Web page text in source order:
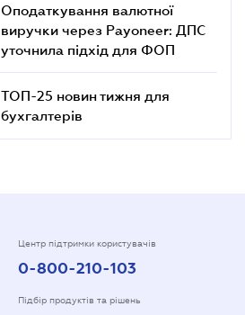
Оподаткування валютної
виручки через Payoneer: ДПС
уточнила підхід для ФОП
ТОП-25 новин тижня для
бухгалтерів
Центр підтримки користувачів
0-800-210-103
Підбір продуктів та рішень